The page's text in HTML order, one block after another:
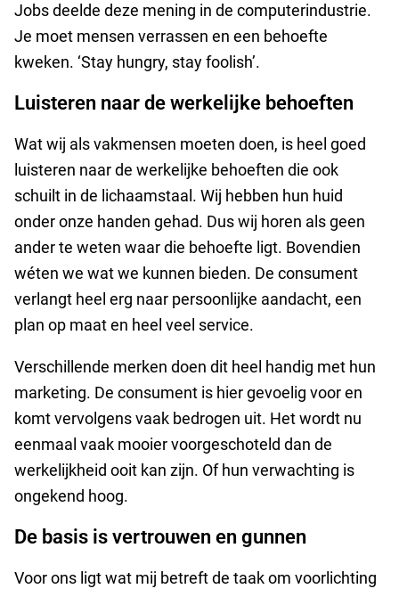
Jobs deelde deze mening in de computerindustrie.
Je moet mensen verrassen en een behoefte
kweken. ‘Stay hungry, stay foolish’.
Luisteren naar de werkelijke behoeften
Wat wij als vakmensen moeten doen, is heel goed
luisteren naar de werkelijke behoeften die ook
schuilt in de lichaamstaal. Wij hebben hun huid
onder onze handen gehad. Dus wij horen als geen
ander te weten waar die behoefte ligt. Bovendien
wéten we wat we kunnen bieden. De consument
verlangt heel erg naar persoonlijke aandacht, een
plan op maat en heel veel service.
Verschillende merken doen dit heel handig met hun
marketing. De consument is hier gevoelig voor en
komt vervolgens vaak bedrogen uit. Het wordt nu
eenmaal vaak mooier voorgeschoteld dan de
werkelijkheid ooit kan zijn. Of hun verwachting is
ongekend hoog.
De basis is vertrouwen en gunnen
Voor ons ligt wat mij betreft de taak om voorlichting